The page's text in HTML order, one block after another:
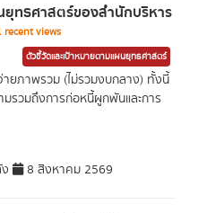
ยุทธศาสตร์ของสำนักบริหาร
recent views
ตัวชี้วัดและเป้าหมายตามแผนยุทธศาสตร์
ยภาพรวม (ไม่รวมงบกลาง) ทั้งนี้
รวมถึงการก่อหนี้ผูกพันและการ
8 สิงหาคม 2569